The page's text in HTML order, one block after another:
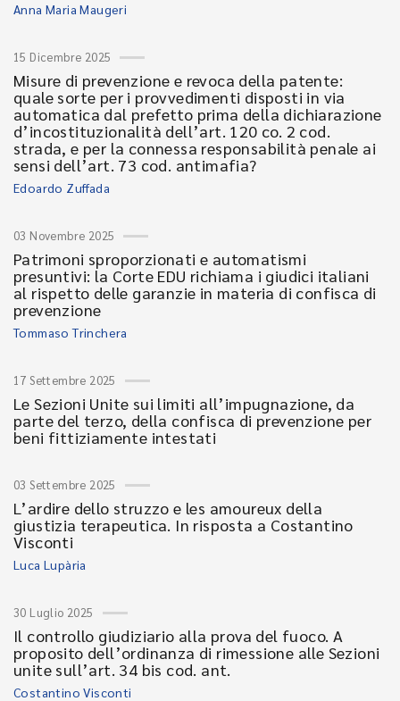
Anna Maria Maugeri
15 Dicembre 2025
Misure di prevenzione e revoca della patente:
quale sorte per i provvedimenti disposti in via
automatica dal prefetto prima della dichiarazione
d’incostituzionalità dell’art. 120 co. 2 cod.
strada, e per la connessa responsabilità penale ai
sensi dell’art. 73 cod. antimafia?
Edoardo Zuffada
03 Novembre 2025
Patrimoni sproporzionati e automatismi
presuntivi: la Corte EDU richiama i giudici italiani
al rispetto delle garanzie in materia di confisca di
prevenzione
Tommaso Trinchera
17 Settembre 2025
Le Sezioni Unite sui limiti all’impugnazione, da
parte del terzo, della confisca di prevenzione per
beni fittiziamente intestati
03 Settembre 2025
L’ardire dello struzzo e les amoureux della
giustizia terapeutica. In risposta a Costantino
Visconti
Luca Lupària
30 Luglio 2025
Il controllo giudiziario alla prova del fuoco. A
proposito dell’ordinanza di rimessione alle Sezioni
unite sull’art. 34 bis cod. ant.
Costantino Visconti